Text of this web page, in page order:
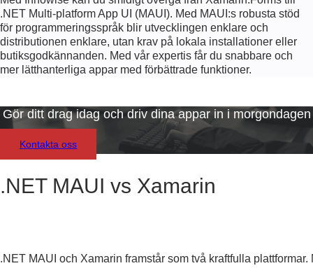
.NET Multi-platform App UI (MAUI). Med MAUI:s robusta stöd
för programmeringsspråk blir utvecklingen enklare och
distributionen enklare, utan krav på lokala installationer eller
butiksgodkännanden. Med vår expertis får du snabbare och
mer lätthanterliga appar med förbättrade funktioner.
Gör ditt drag idag och driv dina appar in i morgondagen
Kontakta oss
.NET MAUI vs Xamarin
.NET MAUI och Xamarin framstår som två kraftfulla